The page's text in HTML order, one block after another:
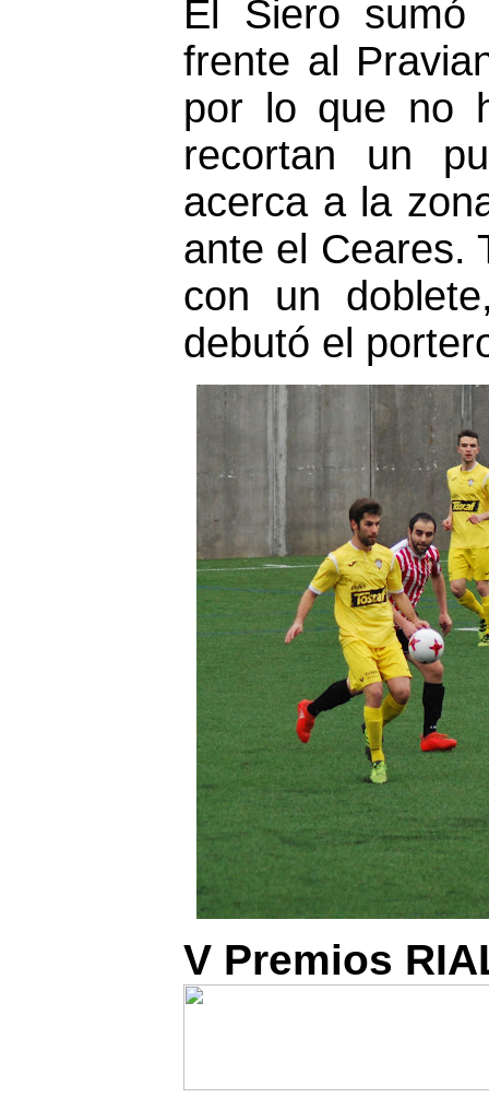
El Siero
frente al
por lo que no
recortan un
acerca a la
ante el Ceares.
con un
debutó el
V Premios